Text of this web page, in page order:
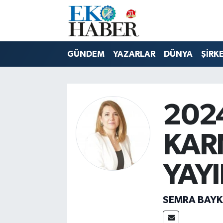
GÜNDEM YAZARLAR DÜNYA
SEMRA
Hava Durumu
Tüm Manşetler
Son Dakika Haberleri